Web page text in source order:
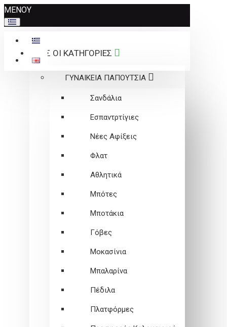
Σημείωση:
Αυτός
ο
ιστότοπος
περιλαμβάνει
ΜΕΝΟΥ
ΟΛΕΣ ΟΙ ΚΑΤΗΓΟΡΙΕΣ
ΓΥΝΑΙΚΕΙΑ ΠΑΠΟΥΤΣΙΑ
Σανδάλια
Εσπαντρτίγιες
Νέες Αφίξεις
Φλατ
Αθλητικά
Μπότες
Μποτάκια
Γόβες
Μοκασίνια
Μπαλαρίνα
Πέδιλα
Πλατφόρμες